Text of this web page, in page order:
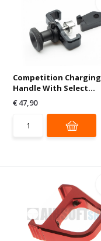
Competition Charging
Handle With Select...
€ 47,90